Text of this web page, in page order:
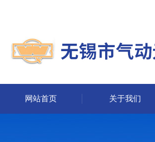
网站首页 关于我们